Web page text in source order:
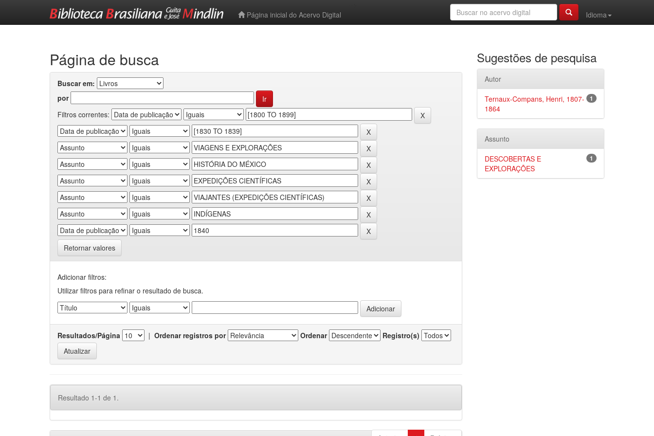
Página inicial do Acervo Digital
Idioma
Página de busca
Buscar em:
por
Filtros correntes:
Retornar valores
Adicionar filtros:
Utilizar filtros para refinar o resultado de busca.
Resultados/Página | Ordenar registros por Ordenar Registro(s)
Resultado 1-1 de 1.
Sugestões de pesquisa
Autor
1
Ternaux-Compans, Henri, 1807-
1864
Assunto
1
DESCOBERTAS E
EXPLORAÇÕES